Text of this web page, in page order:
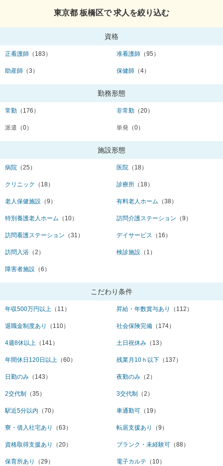
東京都 板橋区で 求人を絞り込む
資格
正看護師 （183） 准看護師 （95）
助産師 （3） 保健師 （4）
勤務形態
常勤 （176） 非常勤 （20）
派遣 （0） 単発 （0）
施設形態
病院 （25） 医院 （18）
クリニック （18） 診療所 （18）
老人保健施設 （9） 有料老人ホーム （38）
特別養護老人ホーム （10） 訪問介護ステーション （9）
訪問看護ステーション （31） デイサービス （16）
訪問入浴 （2） 検診施設 （1）
障害者施設 （6）
こだわり条件
年収500万円以上 （11） 昇給・年数賞与あり （112）
退職金制度あり （110） 社会保険完備 （174）
4週8休以上 （141） 土日祝休み （13）
年間休日120日以上 （60） 残業月10ｈ以下 （137）
日勤のみ （143） 夜勤のみ （2）
2交代制 （35） 3交代制 （2）
駅近5分以内 （70） 車通勤可 （19）
寮・借入社宅あり （63） 転居支援あり （9）
資格取得支援あり （20） ブランク・未経験可 （88）
保育所あり （29） 電子カルテ （10）